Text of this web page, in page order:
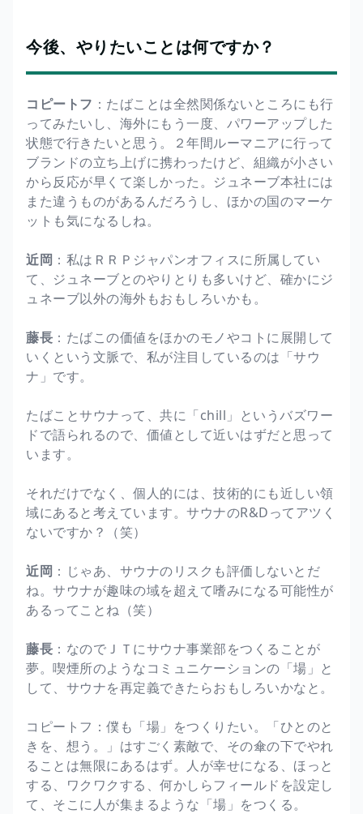
今後、やりたいことは何ですか？
コピートフ ：たばことは全然関係ないところにも行
ってみたいし、海外にもう一度、パワーアップした
状態で行きたいと思う。２年間ルーマニアに行って
ブランドの立ち上げに携わったけど、組織が小さい
から反応が早くて楽しかった。ジュネーブ本社には
また違うものがあるんだろうし、ほかの国のマーケ
ットも気になるしね。
近岡 ：私はＲＲＰジャパンオフィスに所属してい
て、ジュネーブとのやりとりも多いけど、確かにジ
ュネーブ以外の海外もおもしろいかも。
藤長 ：たばこの価値をほかのモノやコトに展開して
いくという文脈で、私が注目しているのは「サウ
ナ」です。
たばことサウナって、共に「chill」というバズワー
ドで語られるので、価値として近いはずだと思って
います。
それだけでなく、個人的には、技術的にも近しい領
域にあると考えています。サウナのR&Dってアツく
ないですか？（笑）
近岡 ：じゃあ、サウナのリスクも評価しないとだ
ね。サウナが趣味の域を超えて嗜みになる可能性が
あるってことね（笑）
藤長 ：なのでＪＴにサウナ事業部をつくることが
夢。喫煙所のようなコミュニケーションの「場」と
して、サウナを再定義できたらおもしろいかなと。
コピートフ：僕も「場」をつくりたい。「ひとのと
きを、想う。」はすごく素敵で、その傘の下でやれ
ることは無限にあるはず。人が幸せになる、ほっと
する、ワクワクする、何かしらフィールドを設定し
て、そこに人が集まるような「場」をつくる。